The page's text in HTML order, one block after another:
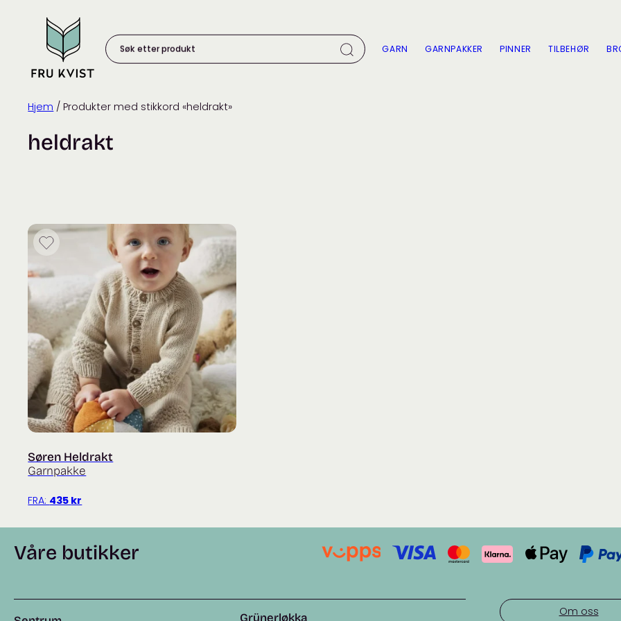
content
etter
produkt:
GARN GARNPAKKER PINNER TILBEHØR
Hjem / Produkter med stikkord «heldrakt»
heldrakt
Søren Heldrakt
Garnpakke
FRA: 435 kr
Våre butikker
Grünerløkka Om oss